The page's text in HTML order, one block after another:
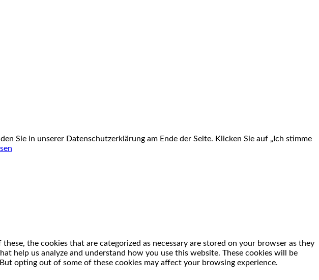
Sie in unserer Datenschutzerklärung am Ende der Seite. Klicken Sie auf „Ich stimme
the cookies that are categorized as necessary are stored on your browser as they
help us analyze and understand how you use this website. These cookies will be
opting out of some of these cookies may affect your browsing experience.